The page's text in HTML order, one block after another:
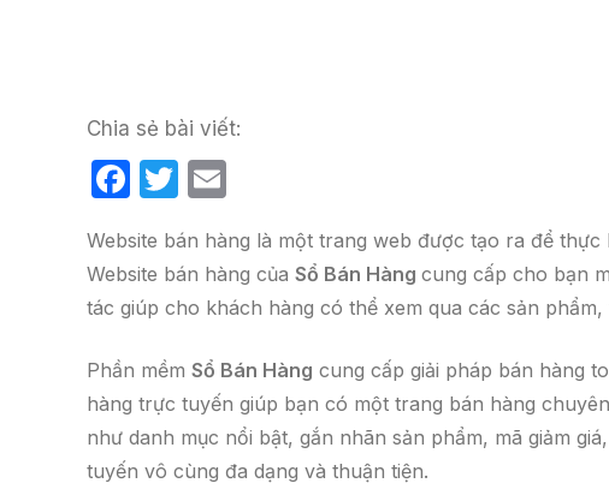
Chia sẻ bài viết:
F
c
e
b
o
o
k
T
itt
er
ail
Website bán hàng là một trang web được tạo ra để
Website bán hàng của Sổ Bán Hàng cung cấp cho bạn
tác giúp cho khách hàng có thể xem qua các sản
Phần mềm Sổ Bán Hàng cung cấp giải pháp bán hàng
hàng trực tuyến giúp bạn có một trang bán hàng
như danh mục nổi bật, gắn nhãn sản phẩm, mã giảm
tuyến vô cùng đa dạng và thuận tiện.